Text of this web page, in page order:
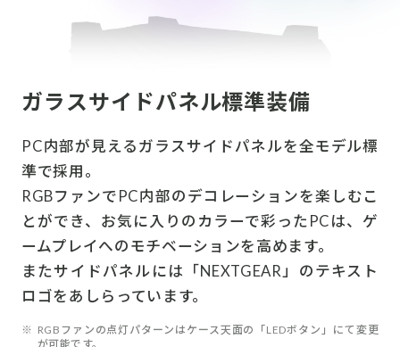
ガラスサイドパネル標準装備
PC内部が見えるガラスサイドパネルを全モデル標
準で採用。
RGBファンでPC内部のデコレーションを楽しむこ
とができ、お気に入りのカラーで彩ったPCは、ゲ
ームプレイへのモチベーションを高めます。
またサイドパネルには「NEXTGEAR」のテキスト
ロゴをあしらっています。
※ RGBファンの点灯パターンはケース天面の「LEDボタン」にて変更
が可能です。